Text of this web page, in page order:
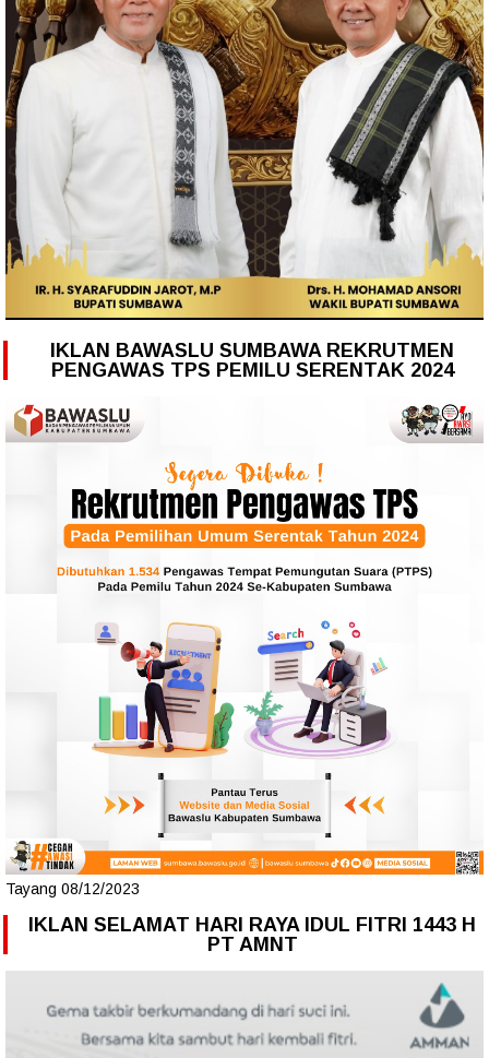
IKLAN BAWASLU SUMBAWA REKRUTMEN
PENGAWAS TPS PEMILU SERENTAK 2024
Tayang 08/12/2023
IKLAN SELAMAT HARI RAYA IDUL FITRI 1443 H
PT AMNT